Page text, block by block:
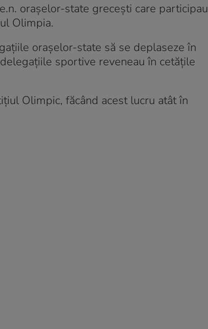
orașelor-state grecești care participau
Olimpia.
orașelor-state să se deplaseze în
sportive reveneau în cetățile
Olimpic, făcând acest lucru atât în